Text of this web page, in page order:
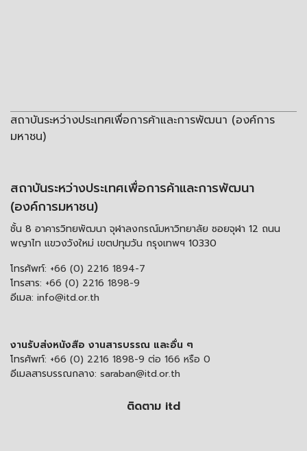
สถาบันระหว่างประเทศเพื่อการค้าและการพัฒนา (องค์การ
มหาชน)
สถาบันระหว่างประเทศเพื่อการค้าและการพัฒนา
(องค์การมหาชน)
ชั้น 8 อาคารวิทยพัฒนา จุฬาลงกรณ์มหาวิทยาลัย ซอยจุฬา 12 ถนน
พญาไท แขวงวังใหม่ เขตปทุมวัน กรุงเทพฯ 10330
โทรศัพท์: +66 (0) 2216 1894-7
โทรสาร: +66 (0) 2216 1898-9
อีเมล: info@itd.or.th
งานรับส่งหนังสือ งานสารบรรณ และอื่น ๆ
โทรศัพท์: +66 (0) 2216 1898-9 ต่อ 166 หรือ 0
อีเมลสารบรรณกลาง: saraban@itd.or.th
ติดตาม itd